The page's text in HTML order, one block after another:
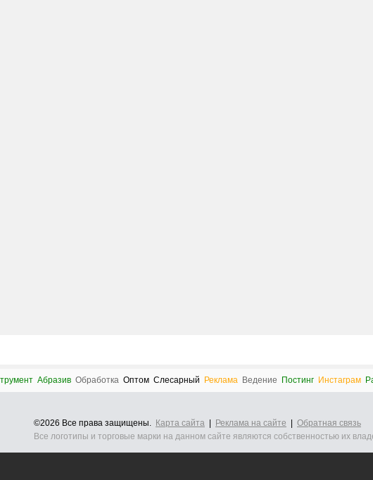
Абразив Обработка Оптом Слесарный Реклама Ведение Постинг Инстаграм
©2026 Все права защищены. Карта сайта Реклама на сайте
Обратная связь
Все логотипы и торговые марки на данном сайте являются собственностью их